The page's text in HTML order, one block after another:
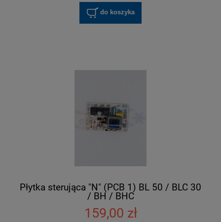
do koszyka
Płytka sterująca "N" (PCB 1) BL 50 / BLC 30
/ BH / BHC
159,00 zł